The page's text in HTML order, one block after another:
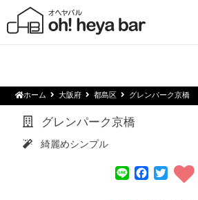
ホーム 大阪府 都島区 グレンパーク京橋
グレンパーク京橋
綺麗めシンプル
Line